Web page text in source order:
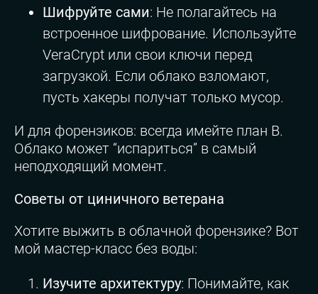
Шифруйте сами: Не полагайтесь на
встроенное шифрование. Используйте
VeraCrypt или свои ключи перед
загрузкой. Если облако взломают,
пусть хакеры получат только мусор.
И для форензиков: всегда имейте план B.
Облако может “испариться” в самый
неподходящий момент.
Советы от циничного ветерана
Хотите выжить в облачной форензике? Вот
мой мастер-класс без воды:
Изучите архитектуру: Понимайте, как